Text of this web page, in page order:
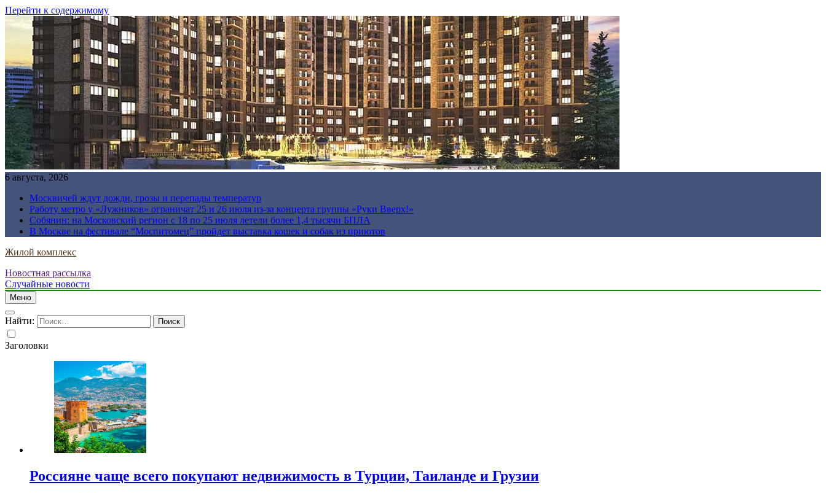
Перейти к содержимому
6 августа, 2026
Москвичей ждут дожди, грозы и перепады температур
Работу метро у «Лужников» ограничат 25 и 26 июля из-за концерта группы «Руки Вверх!»
Собянин: на Московский регион с 18 по 25 июля летели более 1,4 тысячи БПЛА
В Москве на фестивале “Моспитомец” пройдет выставка кошек и собак из приютов
Жилой комплекс
Новостная рассылка
Случайные новости
Меню
Найти:
Заголовки
Россияне чаще всего покупают недвижимость в Турции, Таиланде и Грузии